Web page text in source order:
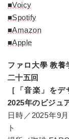
■Voicy
■Spotify
■Amazon
■Apple
ファロ大學 教養
二十五回
［「音楽」を
2025年のビジュ
日時／2025年9
ト